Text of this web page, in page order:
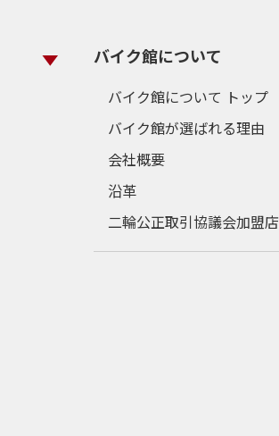
バイク館について
バイク館について トップ
バイク館が選ばれる理由
会社概要
沿革
二輪公正取引協議会加盟店